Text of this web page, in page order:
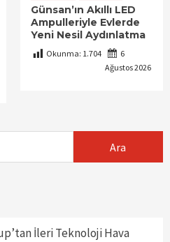
Günsan’ın Akıllı LED
Ampulleriyle Evlerde
Yeni Nesil Aydınlatma
Okunma: 1.704
6
Ağustos 2026
İleri Teknoloji Hava